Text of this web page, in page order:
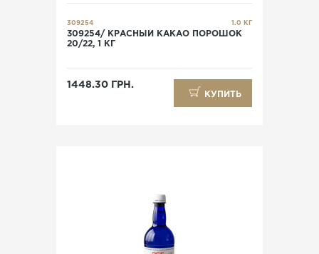
309254 1.0 КГ
309254/ КРАСНЫЙ КАКАО ПОРОШОК
20/22, 1 КГ
1448.30 ГРН.
КУПИТЬ